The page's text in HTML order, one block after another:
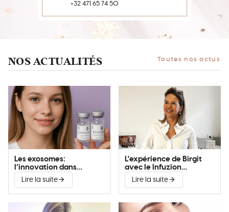
+32 471 65 74 50
NOS ACTUALITÉS Toutes nos actus
Les exosomes:
l’innovation dans
l’amélioration de la peau
Lire la suite
L'expérience de Birgit
avec le Infuzion
System®
Lire la suite